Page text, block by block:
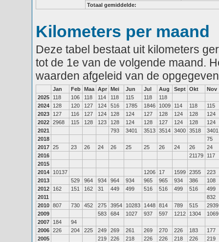
Totaal gemiddelde:
Kilometers per maand
Deze tabel bestaat uit kilometers
tot de 1e van de volgende maand.
waarden afgeleid van de
Jan Feb Maa Apr Mei Jun Jul Aug Sept Okt
Nov
2025
118 106 118 114 118 115 118
118
2024
128 120 127 124 516 1785 1846 1009 114 118
115
2023
127 116 127 124 128 124 127 128 124 128
124
2022 2968 115 128 123 128 124 128 127 124 128
124
2021
793 3401 3513 3514 3400 3518
3401
2018
75
2017 25 23 26 24 26 25 25 26 24 26
24
2016
21179
117
2015
2014
10137 1206 17 1599 2355
223
2013
529 964 934 964 934 965 965 934 386
108
2012
162 151 162 31 449 499 516 516 499 516
499
2011
832
2010 807 730 452 275 3954 10283 1448 814 789 515
2939
2009
583 684 1027 937 597 1212 1304
1069
2007
184
94
2006 226 204 225 249 269 261 269 270 226 183
177
2005
219 226 218 226 226 218 226 219